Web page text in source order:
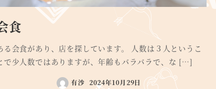
食
る会食があり、店を探しています。 人数は３人というこ
で少人数ではありますが、年齢もバラバラで、な […]
有沙 2024年10月29日